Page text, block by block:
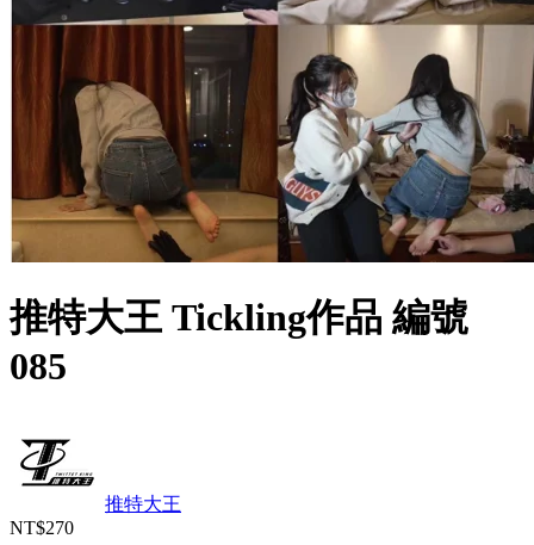
推特大王 Tickling作品 編號
085
推特大王
NT$270